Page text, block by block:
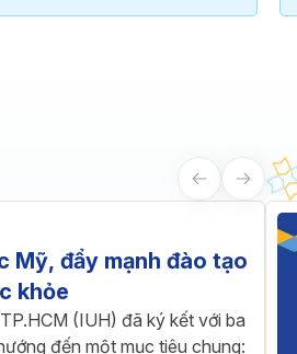
Mỹ, đẩy mạnh đào tạo
khỏe
(IUH) đã ký kết với ba
đến một mục tiêu chung: